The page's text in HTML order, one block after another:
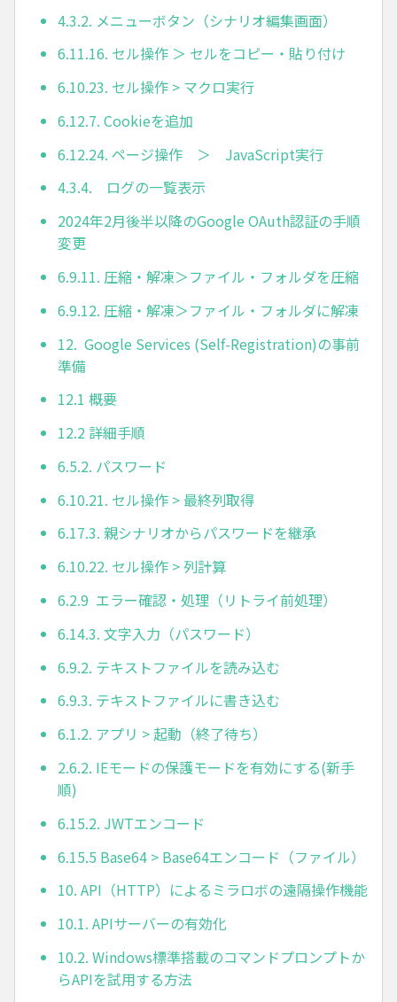
4.3.2. メニューボタン（シナリオ編集画面）
6.11.16. セル操作 ＞ セルをコピー・貼り付け
6.10.23. セル操作 > マクロ実行
6.12.7. Cookieを追加
6.12.24. ページ操作 ＞ JavaScript実行
4.3.4. ログの一覧表示
2024年2月後半以降のGoogle OAuth認証の手順
変更
6.9.11. 圧縮・解凍＞ファイル・フォルダを圧縮
6.9.12. 圧縮・解凍＞ファイル・フォルダに解凍
12. Google Services (Self-Registration)の事前
準備
12.1 概要
12.2 詳細手順
6.5.2. パスワード
6.10.21. セル操作 > 最終列取得
6.17.3. 親シナリオからパスワードを継承
6.10.22. セル操作 > 列計算
6.2.9 エラー確認・処理（リトライ前処理）
6.14.3. 文字入力（パスワード）
6.9.2. テキストファイルを読み込む
6.9.3. テキストファイルに書き込む
6.1.2. アプリ > 起動（終了待ち）
2.6.2. IEモードの保護モードを有効にする(新手
順)
6.15.2. JWTエンコード
6.15.5 Base64 > Base64エンコード（ファイル）
10. API（HTTP）によるミラロボの遠隔操作機能
10.1. APIサーバーの有効化
10.2. Windows標準搭載のコマンドプロンプトか
らAPIを試用する方法